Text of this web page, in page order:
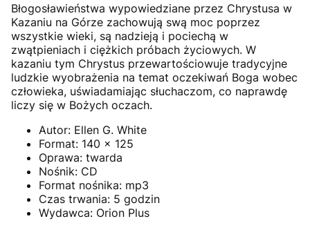
Błogosławieństwa wypowiedziane przez Chrystusa w
Kazaniu na Górze zachowują swą moc poprzez
wszystkie wieki, są nadzieją i pociechą w
zwątpieniach i ciężkich próbach życiowych. W
kazaniu tym Chrystus przewartościowuje tradycyjne
ludzkie wyobrażenia na temat oczekiwań Boga wobec
człowieka, uświadamiając słuchaczom, co naprawdę
liczy się w Bożych oczach.
Autor: Ellen G. White
Format: 140 x 125
Oprawa: twarda
Nośnik: CD
Format nośnika: mp3
Czas trwania: 5 godzin
Wydawca: Orion Plus